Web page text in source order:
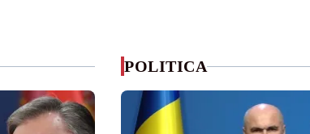
POLITICA